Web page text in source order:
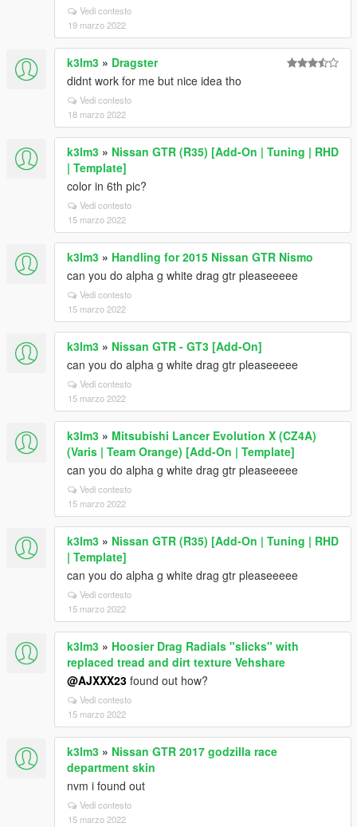
Vedi contesto
19 marzo 2022
k3lm3 » Dragster
didnt work for me but nice idea tho
Vedi contesto
18 marzo 2022
k3lm3 » Nissan GTR (R35) [Add-On | Tuning | RHD
| Template]
color in 6th pic?
Vedi contesto
15 marzo 2022
k3lm3 » Handling for 2015 Nissan GTR Nismo
can you do alpha g white drag gtr pleaseeeee
Vedi contesto
15 marzo 2022
k3lm3 » Nissan GTR - GT3 [Add-On]
can you do alpha g white drag gtr pleaseeeee
Vedi contesto
15 marzo 2022
k3lm3 » Mitsubishi Lancer Evolution X (CZ4A)
(Varis | Team Orange) [Add-On | Template]
can you do alpha g white drag gtr pleaseeeee
Vedi contesto
15 marzo 2022
k3lm3 » Nissan GTR (R35) [Add-On | Tuning | RHD
| Template]
can you do alpha g white drag gtr pleaseeeee
Vedi contesto
15 marzo 2022
k3lm3 » Hoosier Drag Radials "slicks" with
replaced tread and dirt texture Vehshare
@AJXXX23 found out how?
Vedi contesto
15 marzo 2022
k3lm3 » Nissan GTR 2017 godzilla race
department skin
nvm i found out
Vedi contesto
15 marzo 2022